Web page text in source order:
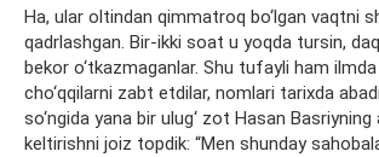
Ha, ular oltindan qimmatroq bo‘lgan vaqtni
qadrlashgan. Bir-ikki soat u yoqda tursin,
bekor o‘tkazmaganlar. Shu tufayli ham
cho‘qqilarni zabt etdilar, nomlari tarixda
so‘ngida yana bir ulug‘ zot Hasan
keltirishni joiz topdik: “Men shunday